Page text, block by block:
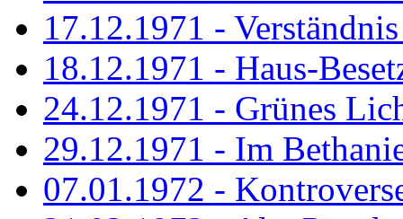
17.12.1971 -
18.12.1971 - Haus-
24.12.1971 - Grünes
29.12.1971 - Im
07.01.1972 -